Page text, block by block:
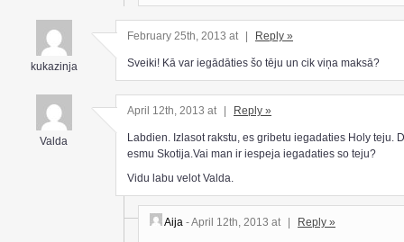
kukazinja
February 25th, 2013 at Reply »
Sveiki! Kā var iegādāties šo tēju un cik viņa maksā?
Valda
April 12th, 2013 at | Reply »
Labdien. Izlasot rakstu, es gribetu iegadaties Holy teju.
esmu Skotija.Vai man ir iespeja iegadaties so teju?
Vidu labu velot Valda.
Aija - April 12th, 2013 at | Reply »